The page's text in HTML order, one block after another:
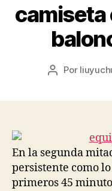
camiseta
Autor
Por
En la segunda
persistente como
primeros 45